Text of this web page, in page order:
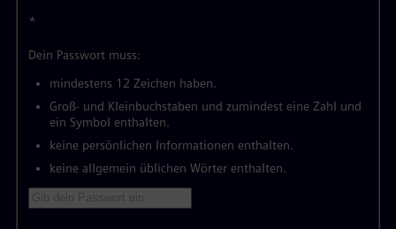
*
Dein Passwort muss:
mindestens 12 Zeichen haben.
Groß- und Kleinbuchstaben und zumindest eine Zahl und
ein Symbol enthalten.
keine persönlichen Informationen enthalten.
keine allgemein üblichen Wörter enthalten.